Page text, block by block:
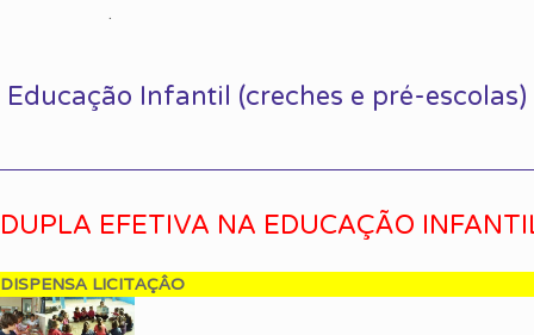
.
Educação Infantil (creches e pré-escolas)
DUPLA EFETIVA NA EDUCAÇÃO
DISPENSA LICITAÇÂO